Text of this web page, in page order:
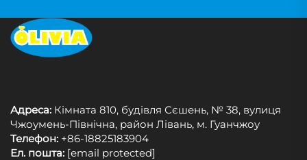
Адреса: Кімната 810, будівля Сєшень, № 38, вулиця
Чжоумень-Північна, район Лівань, м. Гуанчжоу
Телефон: +86-18825183904
Ел. пошта: [email protected]